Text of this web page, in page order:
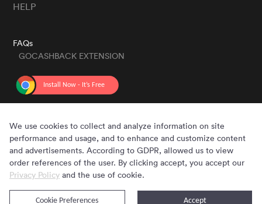
HELP
FAQs
GOCASHBACK EXTENSION
We use cookies to collect and analyze information on site
performance and usage, and to enhance and customize content
and advertisements. According to GDPR, allowed us to view
order references of the user. By clicking accept, you accept our
Privacy Policy and the use of cookie.
Accept
Cookie Preferences